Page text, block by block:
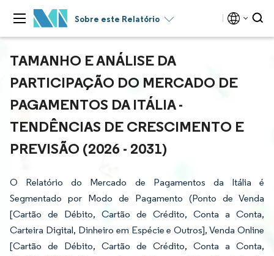
Sobre este Relatório
TAMANHO E ANÁLISE DA
PARTICIPAÇÃO DO MERCADO DE
PAGAMENTOS DA ITÁLIA -
TENDÊNCIAS DE CRESCIMENTO E
PREVISÃO (2026 - 2031)
O Relatório do Mercado de Pagamentos da Itália é
Segmentado por Modo de Pagamento (Ponto de Venda
[Cartão de Débito, Cartão de Crédito, Conta a Conta,
Carteira Digital, Dinheiro em Espécie e Outros], Venda Online
[Cartão de Débito, Cartão de Crédito, Conta a Conta,